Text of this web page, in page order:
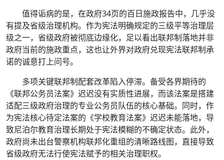
值得诟病的是，在政府34页的百日施政报告中，几乎没
有提及省级治理机构。作为宪法明确规定的三级平等治理层
级之一，省级政府被彻底边缘化，足以看出联邦制落地并非
政府当前的施政重点，这也让外界对政府兑现宪法联邦制承
诺的诚意打上问号。
多项关键联邦制配套改革陷入停滞。备受各界期待的
《联邦公务员法案》迟迟没有实质性进展，而该法案是搭建
适配三级政府治理的专业公务员队伍的核心基础。同时，作
为宪法核心待定法案的《学校教育法案》迟迟未能落地，导
致尼泊尔教育治理长期处于宪法模糊的不确定状态。此外，
政府尚未出台警察机构联邦化重组的清晰路线图，直接导致
省级政府无法行使宪法赋予的相关治理职权。